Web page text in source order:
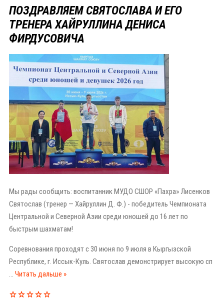
ПОЗДРАВЛЯЕМ СВЯТОСЛАВА И ЕГО
ТРЕНЕРА ХАЙРУЛЛИНА ДЕНИСА
ФИРДУСОВИЧА
Мы рады сообщить: воспитанник МУДО СШОР «Пахра» Лисенков
Святослав (тренер — Хайруллин Д. Ф.) - победитель Чемпионата
Центральной и Северной Азии среди юношей до 16 лет по
быстрым шахматам!
Соревнования проходят с 30 июня по 9 июля в Кыргызской
Республике, г. Иссык-Куль. Святослав демонстрирует высокую сп
... Читать дальше »